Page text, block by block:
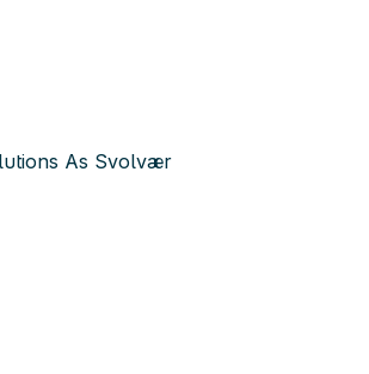
As Svolvær